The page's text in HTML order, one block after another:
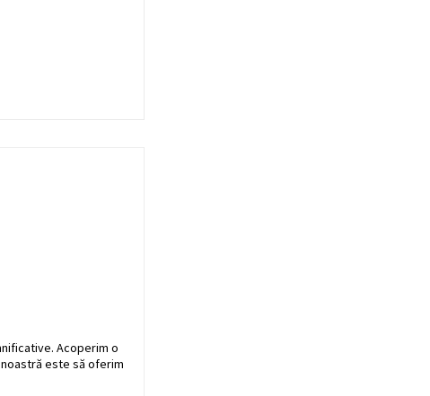
Acoperim o
este să oferim